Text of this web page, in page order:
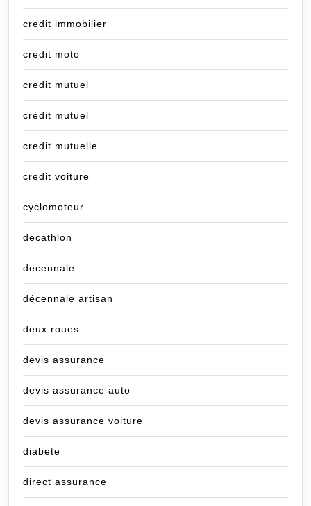
credit immobilier
credit moto
credit mutuel
crédit mutuel
credit mutuelle
credit voiture
cyclomoteur
decathlon
decennale
décennale artisan
deux roues
devis assurance
devis assurance auto
devis assurance voiture
diabete
direct assurance